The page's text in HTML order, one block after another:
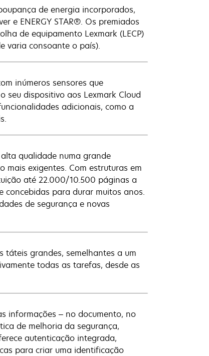
de energia incorporados,
e ENERGY STAR®. Os premiados
de equipamento Lexmark (LECP)
varia consoante o país).
inúmeros sensores que
seu dispositivo aos Lexmark Cloud
adicionais, como a
qualidade numa grande
mais exigentes. Com estruturas em
até 22.000/10.500 páginas a
concebidas para durar muitos anos.
de segurança e novas
táteis grandes, semelhantes a um
todas as tarefas, desde as
informações – no documento, no
de melhoria da segurança,
autenticação integrada,
para criar uma identificação